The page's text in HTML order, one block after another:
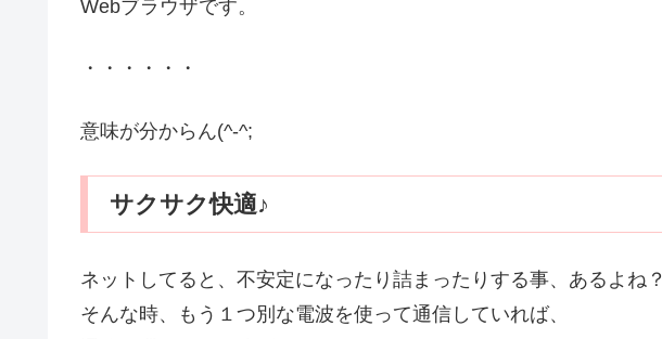
Webブラウザです。
・・・・・・
意味が分からん(^-^;
サクサク快適♪
ネットしてると、不安定になったり詰まったりする事、あるよね？
そんな時、もう１つ別な電波を使って通信していれば、